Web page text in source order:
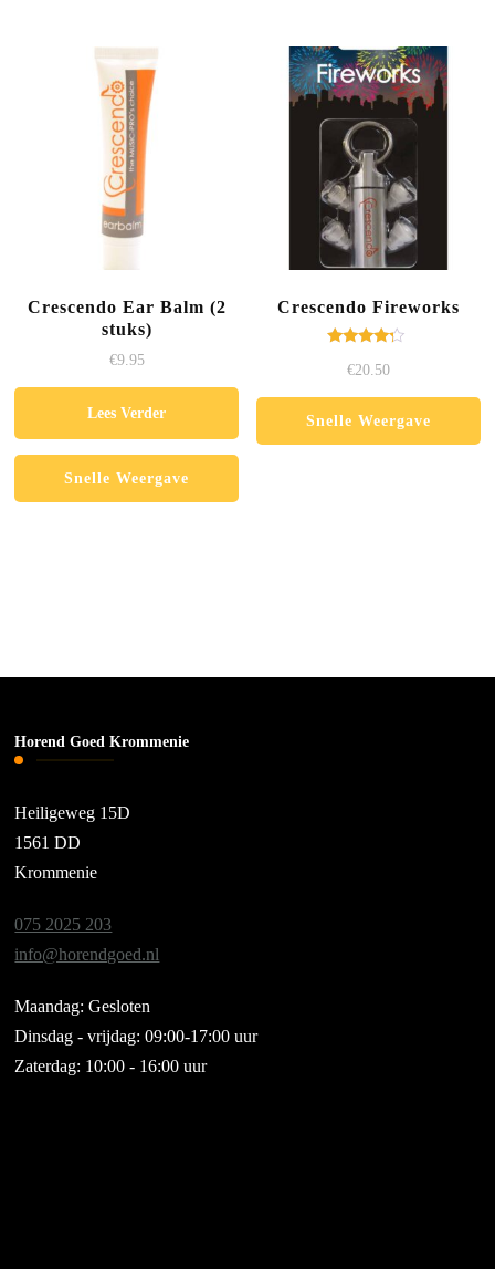
Crescendo Ear Balm (2
stuks)
€9.95
Lees Verder
Snelle Weergave
Crescendo Fireworks
4.00
€20.50
Snelle Weergave
Horend Goed Krommenie
Heiligeweg 15D
1561 DD
Krommenie
075 2025 203
info@horendgoed.nl
Maandag: Gesloten
Dinsdag - vrijdag: 09:00-17:00 uur
Zaterdag: 10:00 - 16:00 uur